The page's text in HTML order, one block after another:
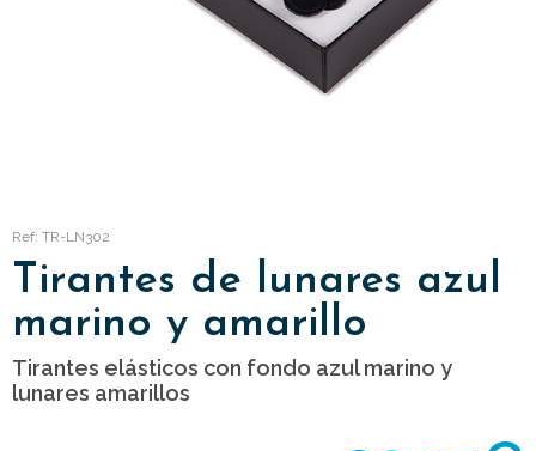
Ref: TR-LN302
Tirantes de lunares azul
marino y amarillo
Tirantes elásticos con fondo azul marino y
lunares amarillos